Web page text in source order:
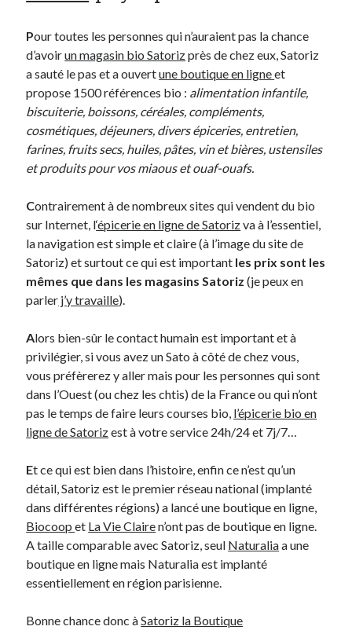
Derniers Commentaires
Entretien ménagerdans
T’as vu quoi ? #52
C’était pas mieux avant… à Lyon
littleceltdans
Comment j’ai opéré ma vélorution toute personnelle
Anthonydans
Comment j’ai opéré ma vélorution toute personnelle
Renaud Ducher
Comment j’ai opéré ma vélorution toute
personnelle
Commentaires récents
Entretien ménagerdansT’as vu quoi ? #52
JFdansC’était pas mieux avant… à Lyon
littleceltdansComment j’ai opéré ma vélorution toute personnelle
AnthonydansComment j’ai opéré ma vélorution toute personnelle
personnelle
On parle de quoi ?
A Lyon
Bon plan du dimanche
Daddy
Engagé
Geek
Green
Humeur
Lectures
Lyon
Mini-monsieur
Pour toutes les personnes qui n’auraient pas la chance
d’avoirun magasin bio Satorizprès de chez eux, Satoriz
a sauté le pas et a ouvertune boutique en ligneet
propose 1500 références bio : alimentation infantile,
biscuiterie, boissons, céréales, compléments,
cosmétiques, déjeuners, divers épiceries, entretien,
farines, fruits secs, huiles, pâtes, vin et bières, ustensiles
et produits pour vos miaous et ouaf-ouafs.
Contrairement à de nombreux sites qui vendent du bio
sur Internet, l‘épicerie en ligne de Satorizva à l’essentiel,
la navigation est simple et claire (à l’image du site de
Satoriz) et surtout ce qui est important les prix sont les
mêmes que dans les magasins Satoriz(je peux en
parler j’y travaille).
Alors bien-sûr le contact humain est important et à
privilégier, si vous avez un Sato à côté de chez vous,
vous préfèrerez y aller mais pour les personnes qui sont
dans l’Ouest (ou chez les chtis) de la France ou qui n’ont
pas le temps de faire leurs courses bio, l’épicerie bio en
ligne de Satorizest à votre service 24h/24 et 7j/7…
Et ce qui est bien dans l’histoire, enfin ce n’est qu’un
détail, Satoriz est le premier réseau national (implanté
dans différentes régions) a lancé une boutique en ligne,
Biocoopet La Vie Clairen’ont pas de boutique en ligne.
A taille comparable avec Satoriz, seul Naturaliaa une
boutique en ligne mais Naturalia est implanté
essentiellement en région parisienne.
Bonne chance donc àSatoriz la Boutique